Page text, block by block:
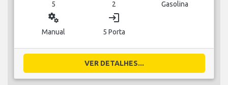
5 2 Gasolina
miscellaneous_services
Manual
login
5 Porta
VER DETALHES...